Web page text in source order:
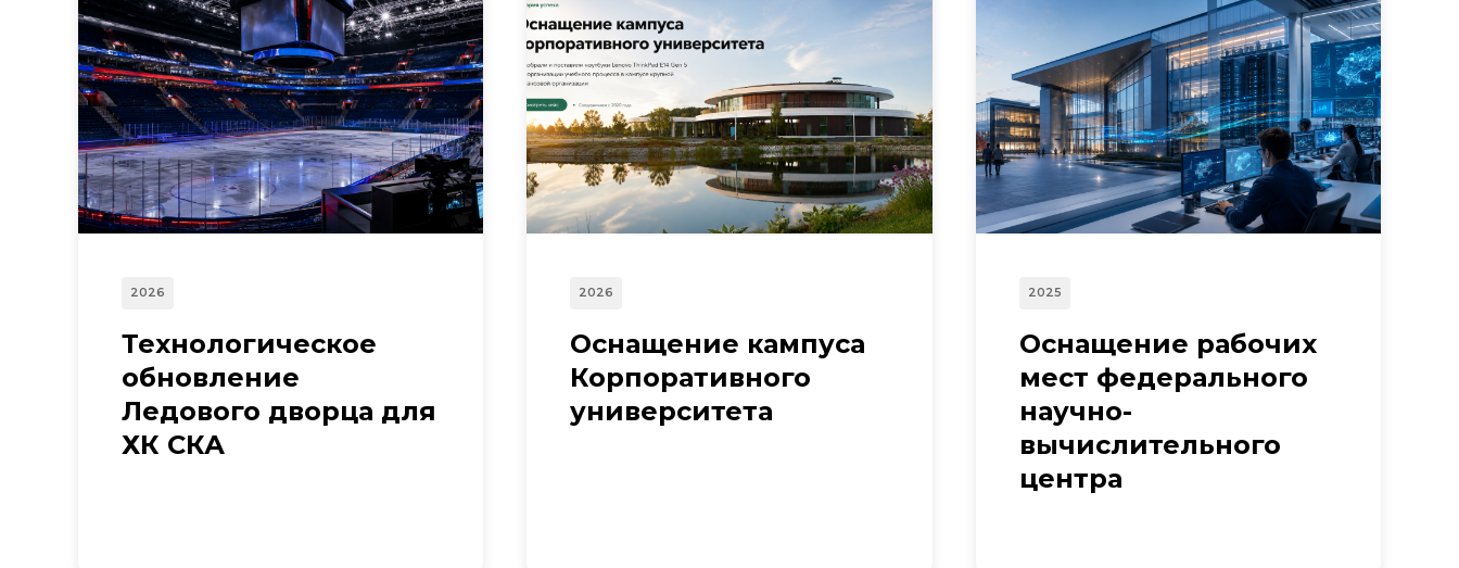
2026
Технологическое
обновление
Ледового дворца для
ХК СКА
2026
Оснащение кампуса
Корпоративного
университета
2025
Оснащение рабочих
мест федерального
научно-
вычислительного
центра